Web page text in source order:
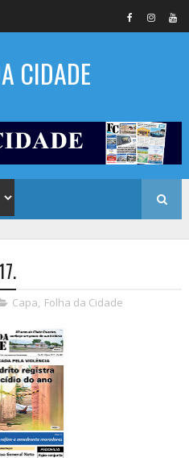
CIDADE
Capa, Folha da Cidade